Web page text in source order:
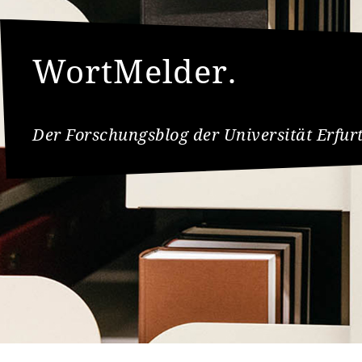
WortMelder.
Der Forschungsblog der Universität